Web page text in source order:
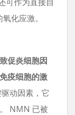
化应激。
促炎细胞因
疫细胞的激
动因素，它
NMN 已被